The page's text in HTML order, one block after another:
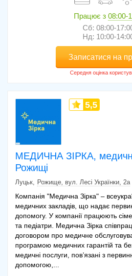
Працює з 08:00-
Сб: 08:00-
Нд: 10:00-
Записатися на
МЕДИЧНА ЗІРКА,
Рожищі
5,5
Луцьк Рожище, вул. Лесі Українки, 2а
Компанія "Медична Зірка" –
медичних закладів, що надає
допомогу. У компанії працюють
та педіатри. Медична Зірка
договором про медичне
програмою медичних гарантій та
медичні послуги, пов’язані з
допомогою,...